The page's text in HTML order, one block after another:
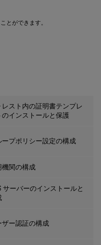
とができます。
レスト内の証明書テンプレ
のインストールと保護
ープポリシー設定の構成
機関の構成
サーバーのインストールと
ザー認証の構成